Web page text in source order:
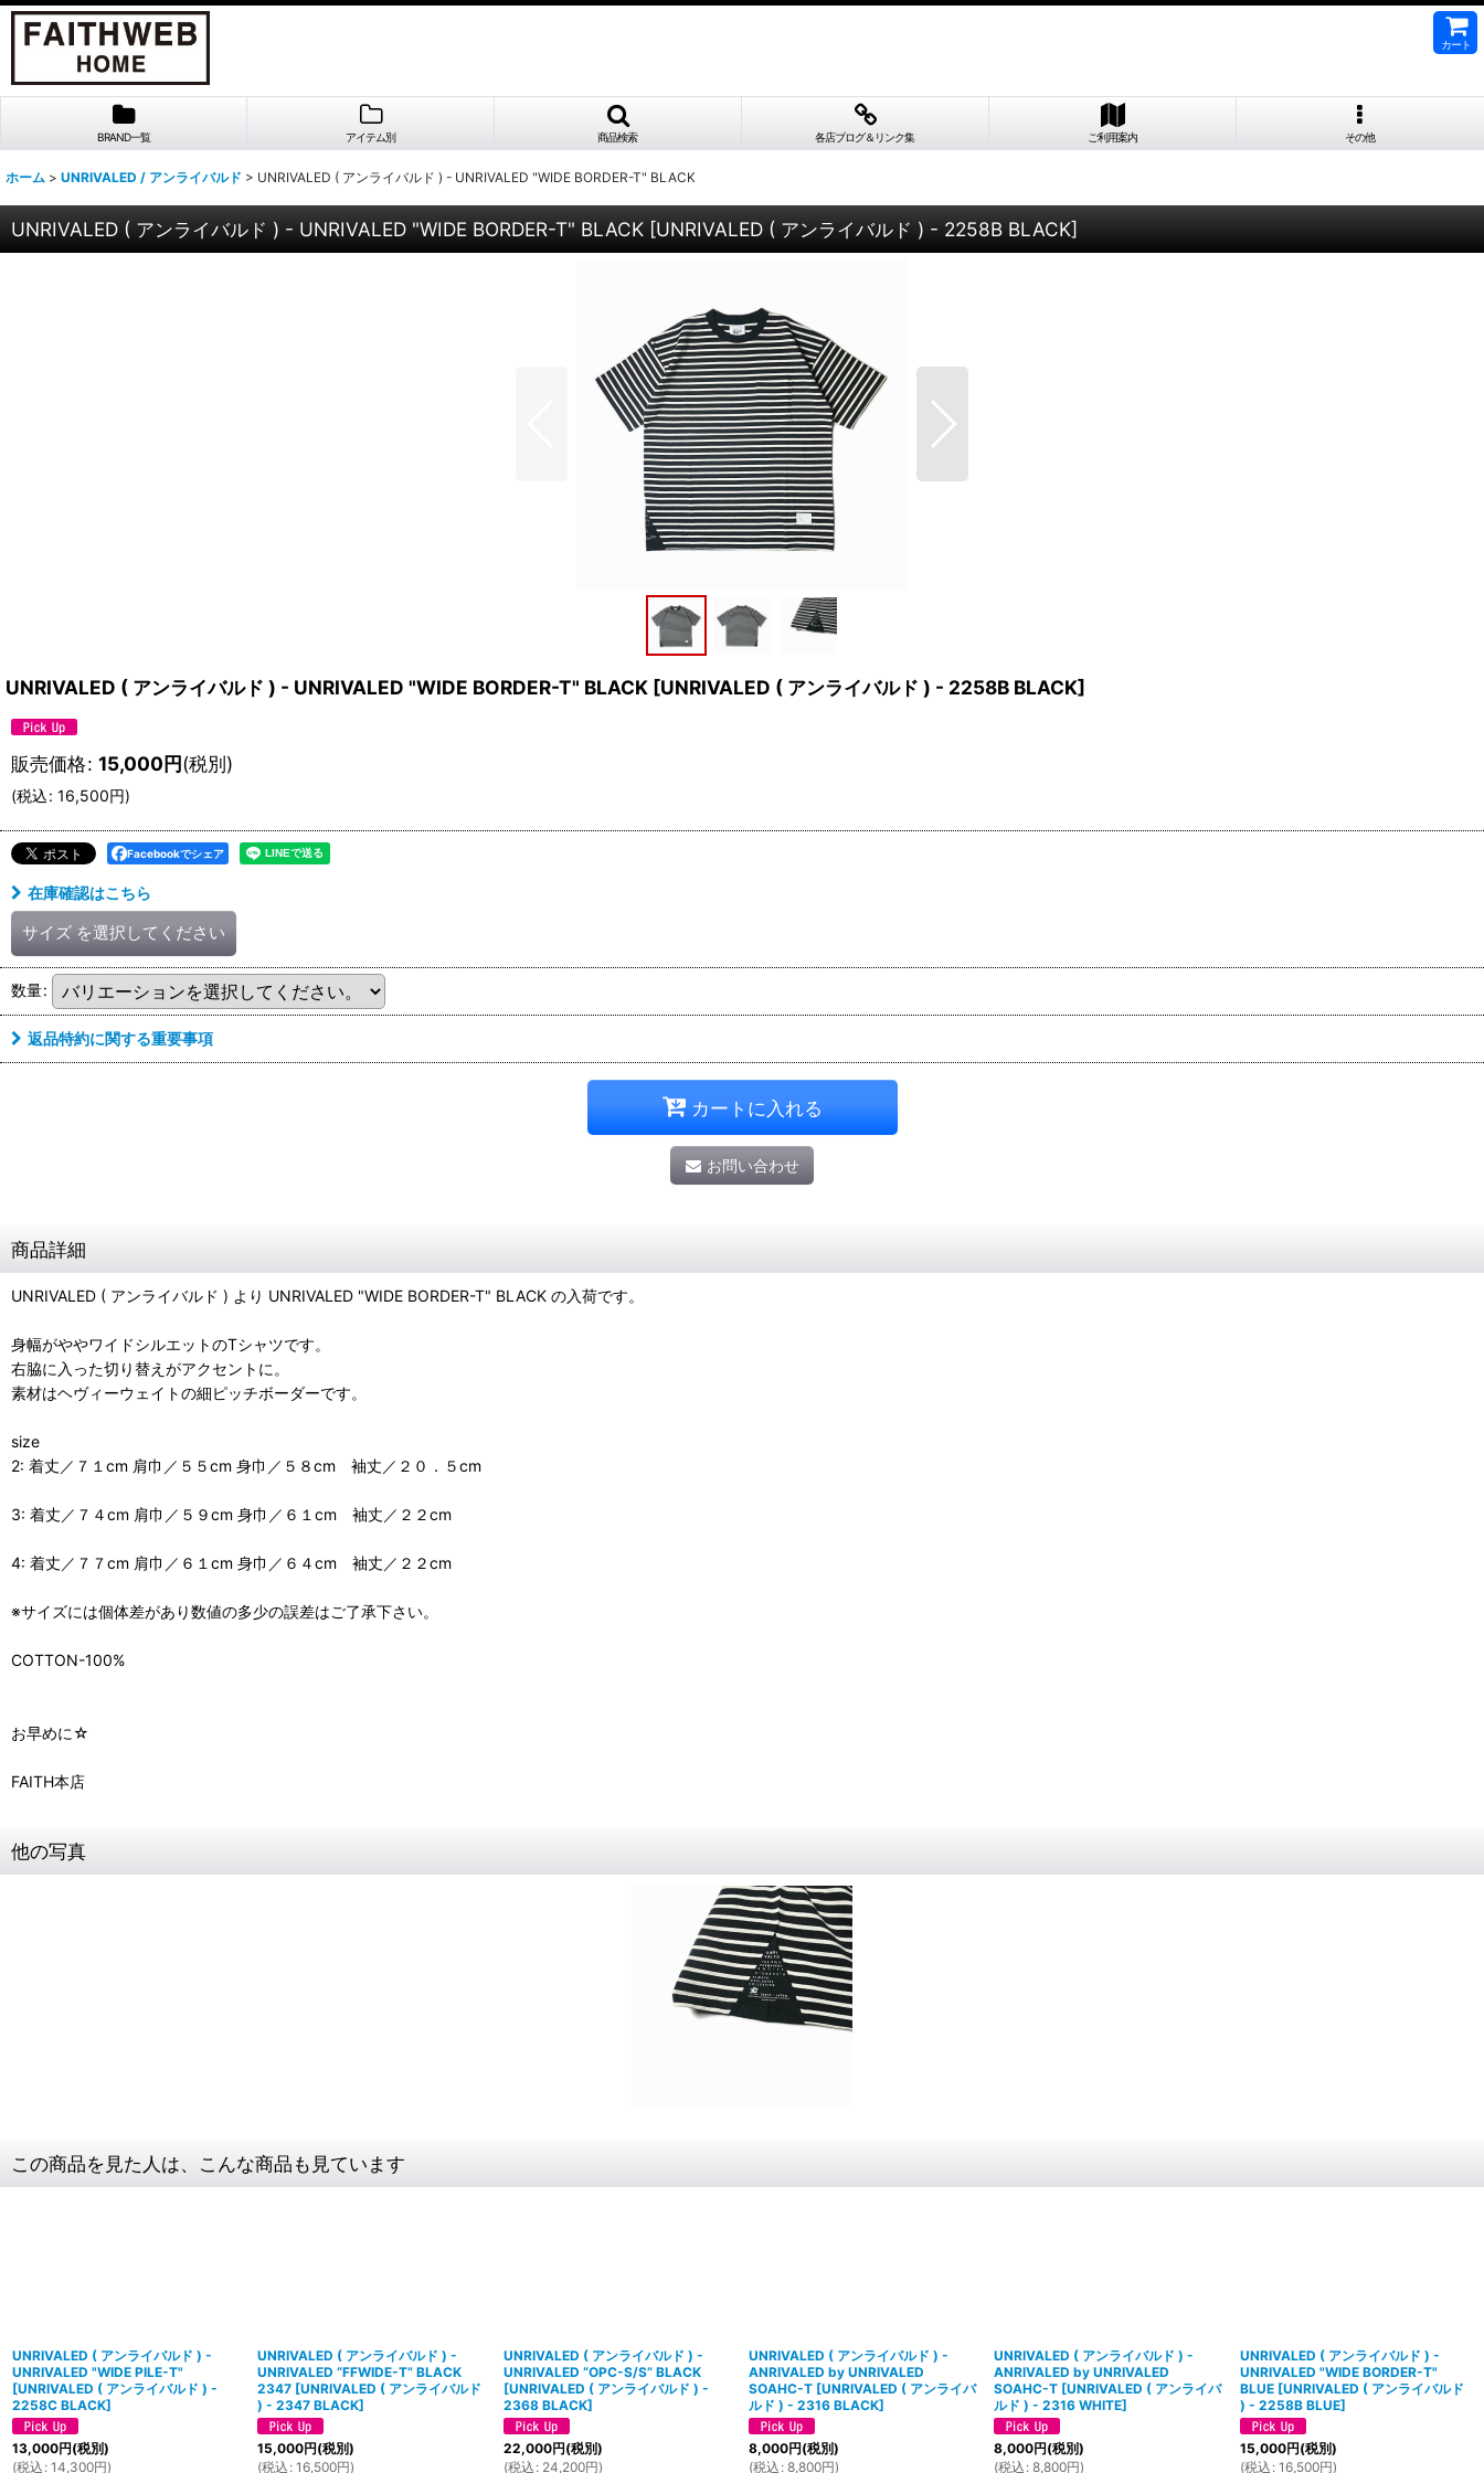
カート
BRAND一覧 アイテム別 商品検索 各店ブログ＆リンク集 ご利用案内 その他
ホーム > UNRIVALED / アンライバルド > UNRIVALED ( アンライバルド ) - UNRIVALED "WIDE BORDER-T" BLACK
UNRIVALED ( アンライバルド ) - UNRIVALED "WIDE BORDER-T" BLACK [UNRIVALED ( アンライバルド ) - 2258B BLACK]
UNRIVALED ( アンライバルド ) - UNRIVALED "WIDE BORDER-T" BLACK [UNRIVALED ( アンライバルド ) - 2258B BLACK]
販売価格: 15,000円(税別)
(税込: 16,500円)
Facebookでシェア
在庫確認はこちら
サイズ を選択してください
数量:
返品特約に関する重要事項
カートに入れる
お問い合わせ
商品詳細
UNRIVALED ( アンライバルド ) より UNRIVALED "WIDE BORDER-T" BLACK の入荷です。
身幅がややワイドシルエットのTシャツです。
右脇に入った切り替えがアクセントに。
素材はヘヴィーウェイトの細ピッチボーダーです。
size
2: 着丈／７１cm 肩巾／５５cm 身巾／５８cm 袖丈／２０．５cm
3: 着丈／７４cm 肩巾／５９cm 身巾／６１cm 袖丈／２２cm
4: 着丈／７７cm 肩巾／６１cm 身巾／６４cm 袖丈／２２cm
※サイズには個体差があり数値の多少の誤差はご了承下さい。
COTTON-100%
お早めに☆
FAITH本店
他の写真
この商品を見た人は、こんな商品も見ています
UNRIVALED ( アンライバルド ) -
UNRIVALED "WIDE PILE-T"
[UNRIVALED ( アンライバルド ) -
2258C BLACK]
13,000円(税別)
(税込 : 14,300円)
UNRIVALED ( アンライバルド ) -
UNRIVALED “FFWIDE-T” BLACK
2347 [UNRIVALED ( アンライバルド
) - 2347 BLACK]
15,000円(税別)
(税込 : 16,500円)
UNRIVALED ( アンライバルド ) -
UNRIVALED “OPC-S/S” BLACK
[UNRIVALED ( アンライバルド ) -
2368 BLACK]
22,000円(税別)
(税込 : 24,200円)
UNRIVALED ( アンライバルド ) -
ANRIVALED by UNRIVALED
SOAHC-T [UNRIVALED ( アンライバ
ルド ) - 2316 BLACK]
8,000円(税別)
(税込 : 8,800円)
UNRIVALED ( アンライバルド ) -
ANRIVALED by UNRIVALED
SOAHC-T [UNRIVALED ( アンライバ
ルド ) - 2316 WHITE]
8,000円(税別)
(税込 : 8,800円)
UNRIVALED ( アンライバルド ) -
UNRIVALED "WIDE BORDER-T"
BLUE [UNRIVALED ( アンライバルド
) - 2258B BLUE]
15,000円(税別)
(税込 : 16,500円)